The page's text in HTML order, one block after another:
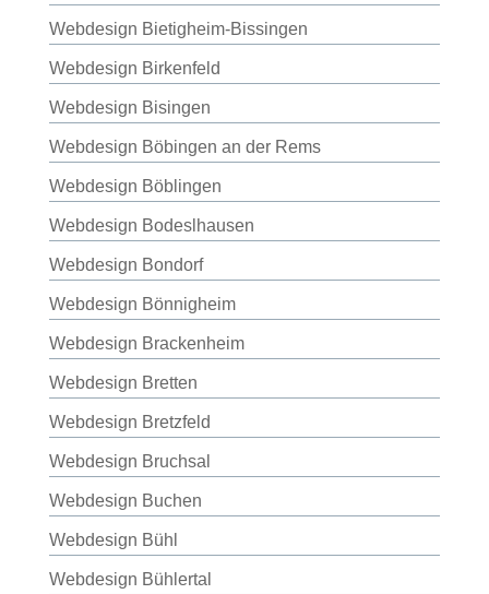
Webdesign Bietigheim-Bissingen
Webdesign Birkenfeld
Webdesign Bisingen
Webdesign Böbingen an der Rems
Webdesign Böblingen
Webdesign Bodeslhausen
Webdesign Bondorf
Webdesign Bönnigheim
Webdesign Brackenheim
Webdesign Bretten
Webdesign Bretzfeld
Webdesign Bruchsal
Webdesign Buchen
Webdesign Bühl
Webdesign Bühlertal